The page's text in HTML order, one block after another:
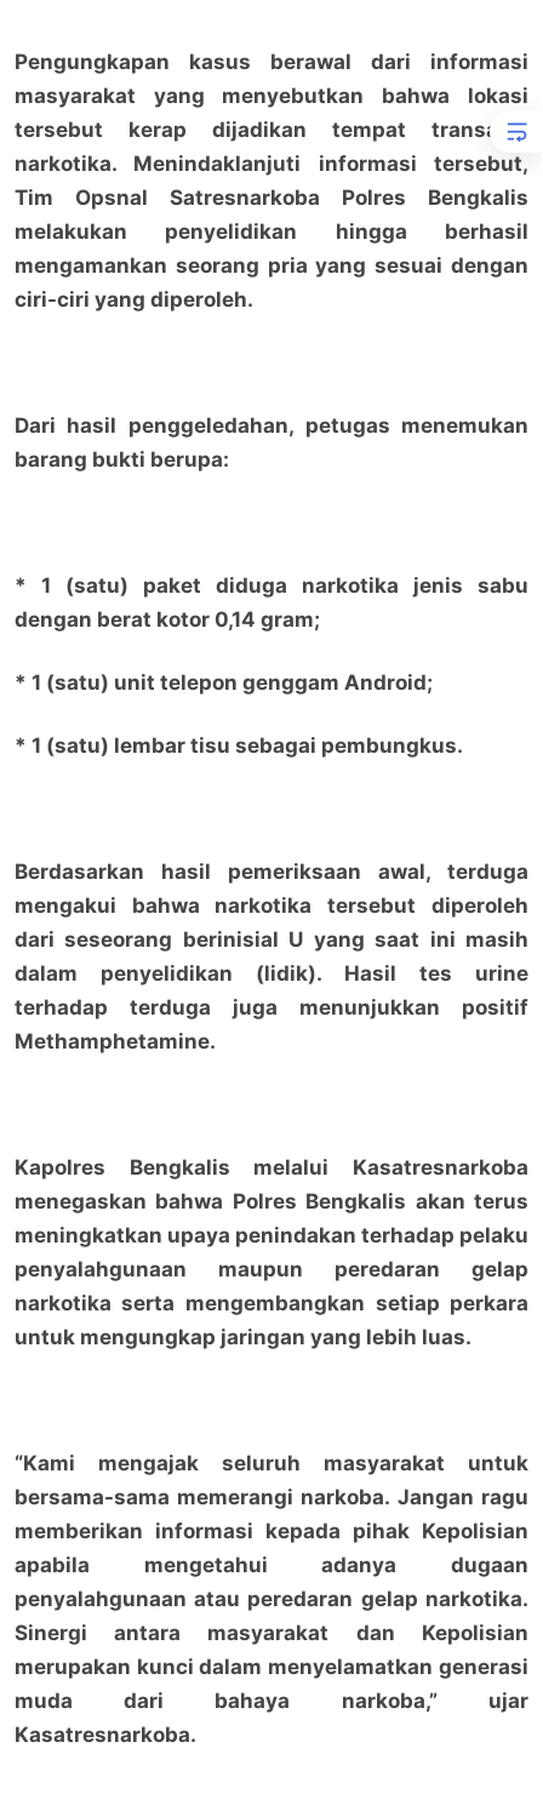
Pengungkapan kasus berawal dari informasi
masyarakat yang menyebutkan bahwa lokasi
tersebut kerap dijadikan tempat transaksi
narkotika. Menindaklanjuti informasi tersebut,
Tim Opsnal Satresnarkoba Polres Bengkalis
melakukan penyelidikan hingga berhasil
mengamankan seorang pria yang sesuai dengan
ciri-ciri yang diperoleh.
Dari hasil penggeledahan, petugas menemukan
barang bukti berupa:
* 1 (satu) paket diduga narkotika jenis sabu
dengan berat kotor 0,14 gram;
* 1 (satu) unit telepon genggam Android;
* 1 (satu) lembar tisu sebagai pembungkus.
Berdasarkan hasil pemeriksaan awal, terduga
mengakui bahwa narkotika tersebut diperoleh
dari seseorang berinisial U yang saat ini masih
dalam penyelidikan (lidik). Hasil tes urine
terhadap terduga juga menunjukkan positif
Methamphetamine.
Kapolres Bengkalis melalui Kasatresnarkoba
menegaskan bahwa Polres Bengkalis akan terus
meningkatkan upaya penindakan terhadap pelaku
penyalahgunaan maupun peredaran gelap
narkotika serta mengembangkan setiap perkara
untuk mengungkap jaringan yang lebih luas.
“Kami mengajak seluruh masyarakat untuk
bersama-sama memerangi narkoba. Jangan ragu
memberikan informasi kepada pihak Kepolisian
apabila mengetahui adanya dugaan
penyalahgunaan atau peredaran gelap narkotika.
Sinergi antara masyarakat dan Kepolisian
merupakan kunci dalam menyelamatkan generasi
muda dari bahaya narkoba,” ujar
Kasatresnarkoba.